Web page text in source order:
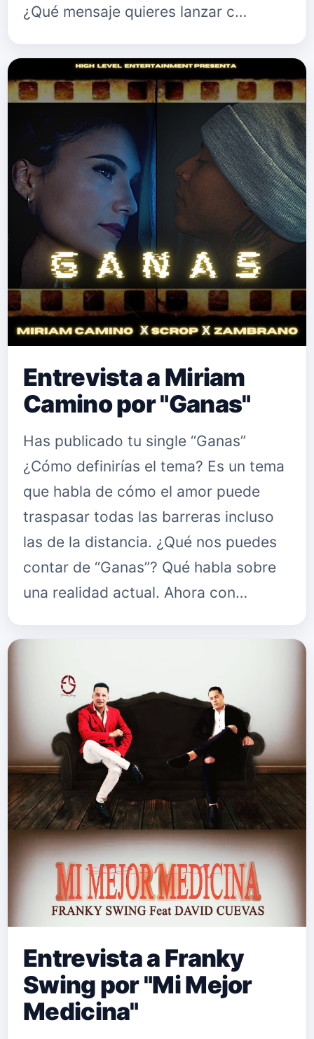
¿Qué mensaje quieres lanzar c…
Entrevista a Miriam
Camino por "Ganas"
Has publicado tu single “Ganas”
¿Cómo definirías el tema? Es un tema
que habla de cómo el amor puede
traspasar todas las barreras incluso
las de la distancia. ¿Qué nos puedes
contar de “Ganas”? Qué habla sobre
una realidad actual. Ahora con…
Entrevista a Franky
Swing por "Mi Mejor
Medicina"